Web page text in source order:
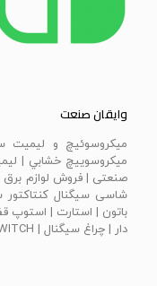
وایقان صنعت
ميكروسوئيچ و
ميكروسوييچ خشابي |
صنعتی | فروش لوازم
شاسی سیگنال
باتون | استارت | استوپ
دار | چراغ سيگنال | MICRO SWITCH | LIMIT SWITCH